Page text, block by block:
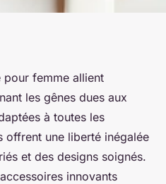
femme :
au
de lecture
pour femme allient
les gênes dues aux
à toutes les
offrent une liberté inégalée
et des designs soignés.
innovants